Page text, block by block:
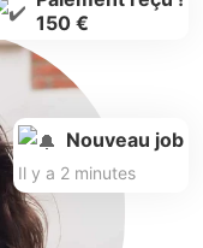
150 €
Nouveau job
Il y a 2 minutes